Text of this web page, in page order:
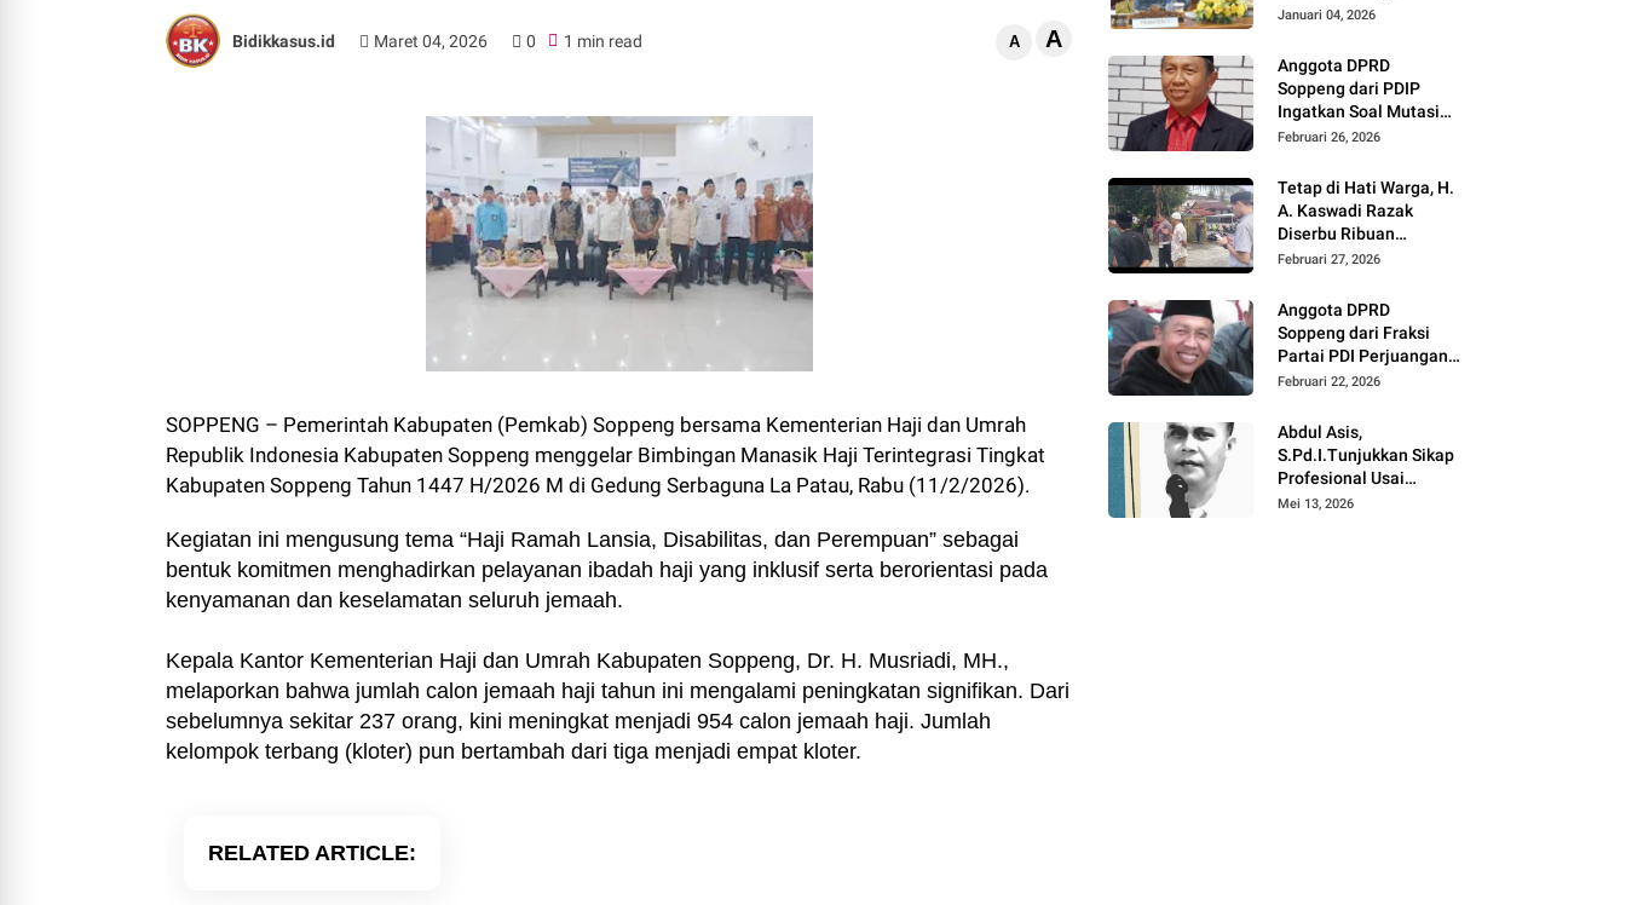
Bidikkasus.id Maret 04, 2026 0 1 min read A A
SOPPENG – Pemerintah Kabupaten (Pemkab) Soppeng bersama Kementerian Haji dan Umrah
Republik Indonesia Kabupaten Soppeng menggelar Bimbingan Manasik Haji Terintegrasi Tingkat
Kabupaten Soppeng Tahun 1447 H/2026 M di Gedung Serbaguna La Patau, Rabu (11/2/2026).
Kegiatan ini mengusung tema “Haji Ramah Lansia, Disabilitas, dan Perempuan” sebagai
bentuk komitmen menghadirkan pelayanan ibadah haji yang inklusif serta berorientasi pada
kenyamanan dan keselamatan seluruh jemaah.
Kepala Kantor Kementerian Haji dan Umrah Kabupaten Soppeng, Dr. H. Musriadi, MH.,
melaporkan bahwa jumlah calon jemaah haji tahun ini mengalami peningkatan signifikan. Dari
sebelumnya sekitar 237 orang, kini meningkat menjadi 954 calon jemaah haji. Jumlah
kelompok terbang (kloter) pun bertambah dari tiga menjadi empat kloter.
RELATED ARTICLE
Tendang ASN
Januari 04, 2026
Anggota DPRD
Soppeng dari PDIP
Ingatkan Soal Mutasi
ASN: Harus
Bukan Politik
Februari 26, 2026
Tetap di Hati Warga, H.
A. Kaswadi Razak
Diserbu Ribuan
Masyarakat Saat
Februari 27, 2026
Anggota DPRD
Soppeng dari Fraksi
Partai PDI Perjuangan
Angkat Bicara Terkait
Pemerintahan Suwardi
Haseng – Selle KS
Dalle
Februari 22, 2026
Abdul Asis,
S.Pd.I.Tunjukkan Sikap
Profesional Usai
Mutasi di Lingkup
Mei 13, 2026